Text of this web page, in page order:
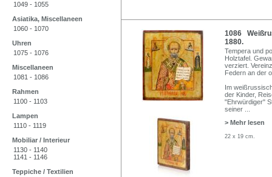
1049 - 1055
Asiatika, Miscellaneen
1060 - 1070
Uhren
1075 - 1076
Miscellaneen
1081 - 1086
Rahmen
1100 - 1103
Lampen
1110 - 1119
Mobiliar / Interieur
1130 - 1140
1141 - 1146
Teppiche / Textilien
1086
1880.
Tempera und
Holztafel.
verziert.
Federn an der
Im
der Kinder,
"Ehrwürdiger"
seiner
> Mehr lesen
22 x 19 cm.